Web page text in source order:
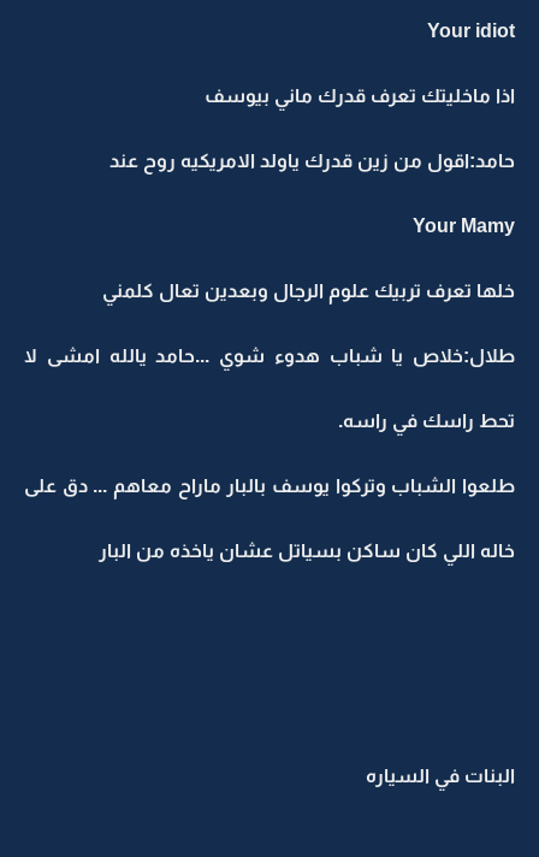
Your idiot
اذا ماخليتك تعرف قدرك ماني بيوسف
حامد:اقول من زين قدرك ياولد الامريكيه روح عند
Your Mamy
خلها تعرف تربيك علوم الرجال وبعدين تعال كلمني
طلال:خلاص يا شباب هدوء شوي ...حامد يالله امشى لا
تحط راسك في راسه.
طلعوا الشباب وتركوا يوسف بالبار ماراح معاهم ... دق على
خاله اللي كان ساكن بسياتل عشان ياخذه من البار
البنات في السياره